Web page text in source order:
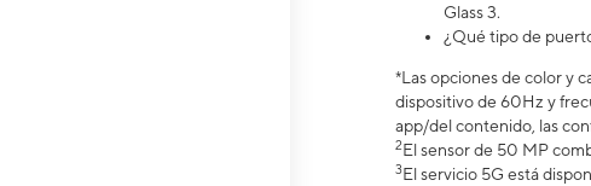
Glass 3.
¿Qué tipo de
*Las opciones de color y
dispositivo de 60Hz y
app/del contenido, las
2El sensor de 50 MP
3El servicio 5G está